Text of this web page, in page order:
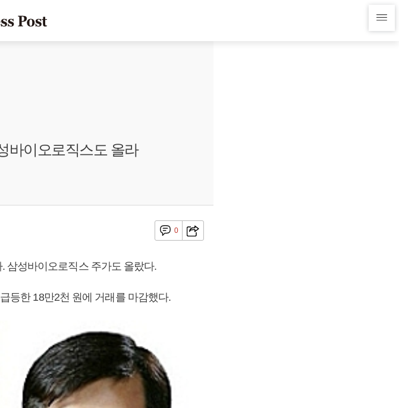
바이오로직스도 올라
0
삼성바이오로직스 주가도 올랐다.
등한 18만2천 원에 거래를 마감했다.